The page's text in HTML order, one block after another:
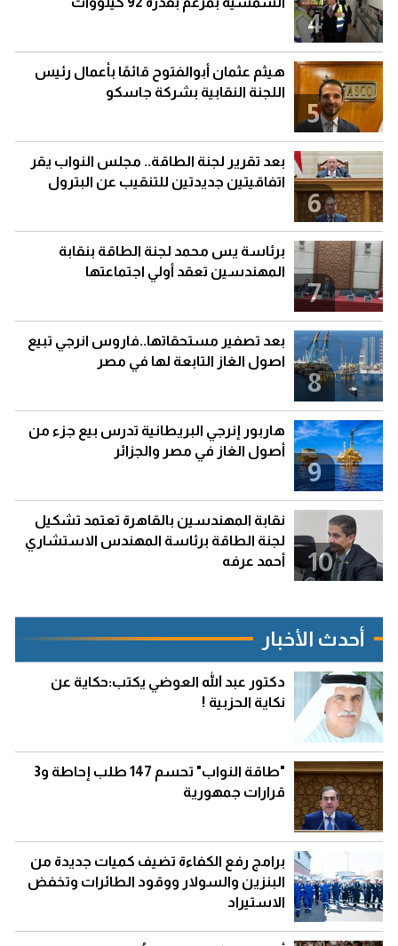
4
5
هيثم عثمان أبوالفتوح قائمًا بأعمال رئيس
اللجنة النقابية بشركة جاسكو
6
بعد تقرير لجنة الطاقة.. مجلس النواب يقر
اتفاقيتين جديدتين للتنقيب عن البترول
7
برئاسة يس محمد لجنة الطاقة بنقابة
المهندسين تعقد أولي اجتماعتها
8
بعد تصفير مستحقاتها..فاروس انرجي تبيع
اصول الغاز التابعة لها في مصر
9
هاربور إنرجي البريطانية تدرس بيع جزء من
أصول الغاز في مصر والجزائر
10
نقابة المهندسين بالقاهرة تعتمد تشكيل
لجنة الطاقة برئاسة المهندس الاستشاري
أحمد عرفه
أحدث الأخبار
دكتور عبد الله العوضي يكتب:حكاية عن
نكاية الحزبية !
"طاقة النواب" تحسم 147 طلب إحاطة و3
قرارات جمهورية
برامج رفع الكفاءة تضيف كميات جديدة من
البنزين والسولار ووقود الطائرات وتخفض
الاستيراد